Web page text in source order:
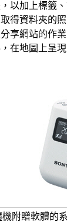
以加上標籤
得資料夾的
享網站的作
在地圖上呈現
機附贈軟體的